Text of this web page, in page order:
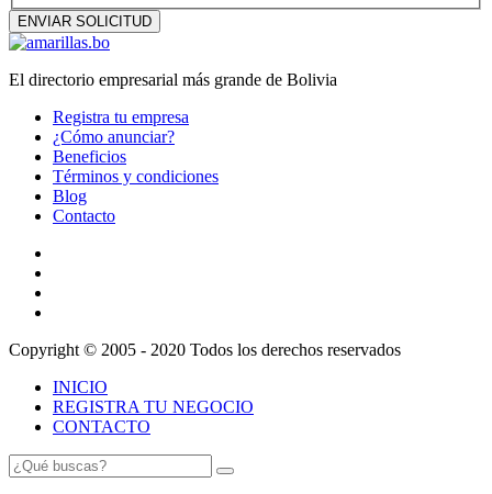
El directorio empresarial más grande de Bolivia
Registra tu empresa
¿Cómo anunciar?
Beneficios
Términos y condiciones
Blog
Contacto
Copyright © 2005 - 2020 Todos los derechos reservados
INICIO
REGISTRA TU NEGOCIO
CONTACTO